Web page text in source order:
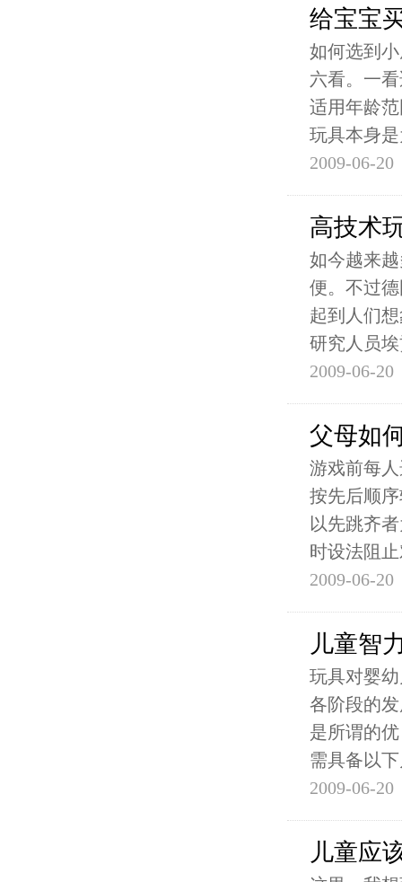
给宝宝
如何选到
六看。一
适用年龄
玩具本身
2009-06-20
高技术
如今越来
便。不过
起到人们
研究人员
2009-06-20
父母如
游戏前每
按先后顺
以先跳齐
时设法阻
2009-06-20
儿童智
玩具对婴
各阶段的
是所谓的
需具备以
2009-06-20
儿童应